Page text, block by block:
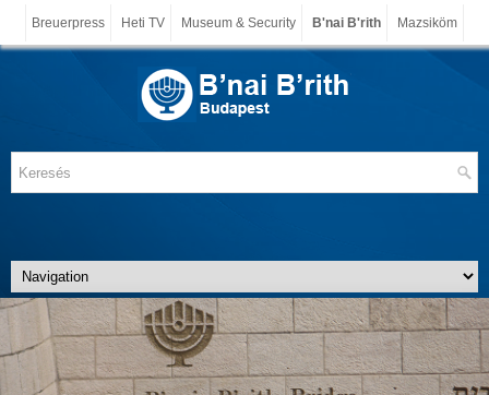
Breuerpress Heti TV Museum & Security B'nai B'rith Mazsiköm